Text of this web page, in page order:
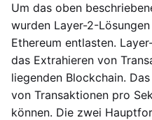
Um das oben
wurden Layer-2-
Ethereum entlasten.
das Extrahieren von
liegenden Blockchain.
von Transaktionen pro
können. Die zwei